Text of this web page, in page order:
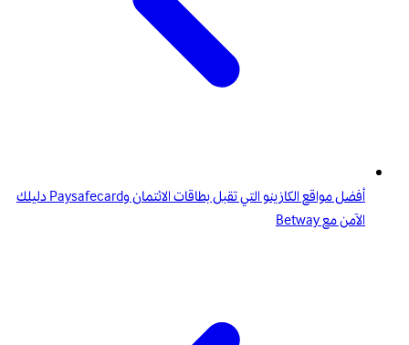
أفضل مواقع الكازينو التي تقبل بطاقات الائتمان وPaysafecard دليلك
الآمن مع Betway